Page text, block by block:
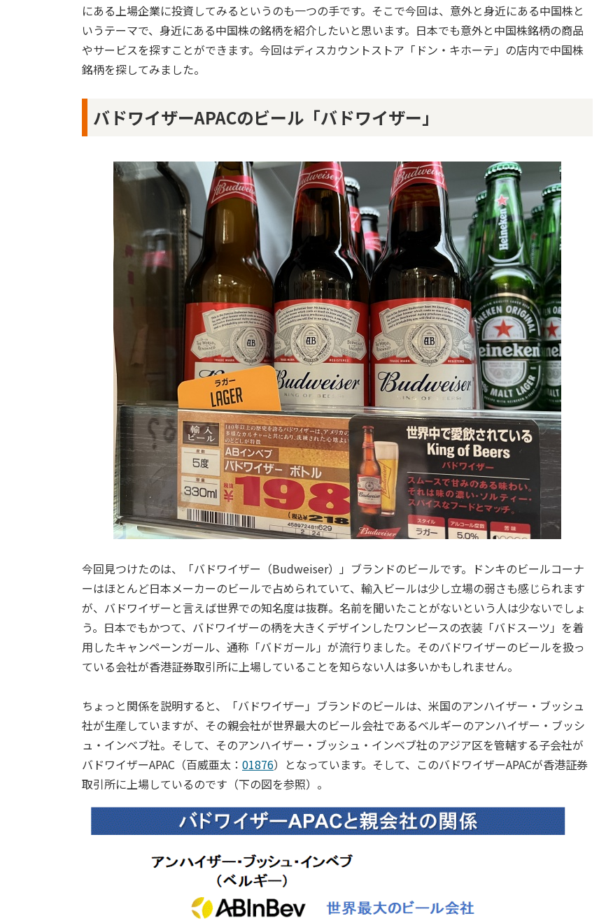
にある上場企業に投資してみるというのも一つの手です。そこで今回は、意外と身近にある中国株と
いうテーマで、身近にある中国株の銘柄を紹介したいと思います。日本でも意外と中国株銘柄の商品
やサービスを探すことができます。今回はディスカウントストア「ドン・キホーテ」の店内で中国株
銘柄を探してみました。
バドワイザーAPACのビール「バドワイザー」
今回見つけたのは、「バドワイザー（Budweiser）」ブランドのビールです。ドンキのビールコーナ
ーはほとんど日本メーカーのビールで占められていて、輸入ビールは少し立場の弱さも感じられます
が、バドワイザーと言えば世界での知名度は抜群。名前を聞いたことがないという人は少ないでしょ
う。日本でもかつて、バドワイザーの柄を大きくデザインしたワンピースの衣装「バドスーツ」を着
用したキャンペーンガール、通称「バドガール」が流行りました。そのバドワイザーのビールを扱っ
ている会社が香港証券取引所に上場していることを知らない人は多いかもしれません。
ちょっと関係を説明すると、「バドワイザー」ブランドのビールは、米国のアンハイザー・ブッシュ
社が生産していますが、その親会社が世界最大のビール会社であるベルギーのアンハイザー・ブッシ
ュ・インベブ社。そして、そのアンハイザー・ブッシュ・インベブ社のアジア区を管轄する子会社が
バドワイザーAPAC（百威亜太： 01876）となっています。そして、このバドワイザーAPACが香港証券
取引所に上場しているのです（下の図を参照）。